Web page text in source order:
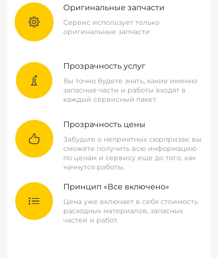
Оригинальные запчасти
Сервис использует только
оригинальные запчасти
Прозрачность услуг
Вы точно будете знать, какие именно
запасные части и работы входят в
каждый сервисный пакет.
Прозрачность цены
Забудьте о неприятных сюрпризах: вы
сможете получить всю информацию
по ценам и сервису еще до того, как
начнутся работы.
Принцип «Все включено»
Цена уже включает в себя стоимость
расходных материалов, запасных
частей и работ.